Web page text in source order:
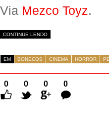
Via Mezco Toyz.
CONTINUE LENDO
EM BONECOS CINEMA HORROR
0 0 0
0
Comentários